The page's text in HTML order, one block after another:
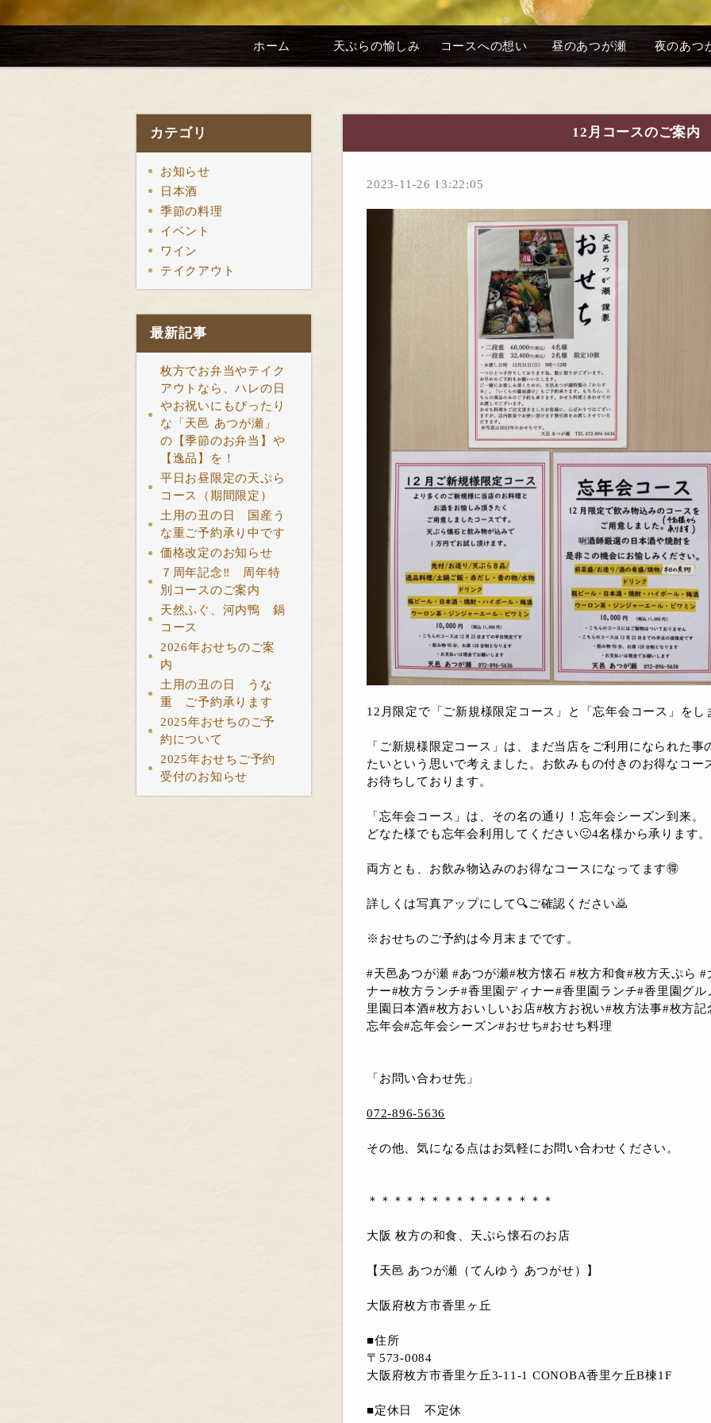
ホーム 天ぷらの愉しみ コースへの想い 昼のあつが瀬 夜のあつ
カテゴリ
お知らせ
日本酒
季節の料理
イベント
ワイン
テイクアウト
最新記事
枚方でお弁当やテイク
アウトなら、ハレの日
やお祝いにもぴったり
な「天邑 あつが瀬」
の【季節のお弁当】や
【逸品】を！
平日お昼限定の天ぷら
コース（期間限定）
土用の丑の日 国産う
な重ご予約承り中です
価格改定のお知らせ
７周年記念‼ 周年特
別コースのご案内
天然ふぐ、河内鴨 鍋
コース
2026年おせちのご案
内
土用の丑の日 うな
重 ご予約承ります
2025年おせちのご予
約について
2025年おせちご予約
受付のお知らせ
12月コースのご案内
2023-11-26 13:22:05
12月限定で「ご新規様限定コース」と「忘年会コース」をし
「ご新規様限定コース」は、まだ当店をご利用になられた
たいという思いで考えました。お飲みもの付きのお得なコ
お待ちしております。
「忘年会コース」は、その名の通り！忘年会シーズン到来。
どなた様でも忘年会利用してください🙂4名様から承ります。
両方とも、お飲み物込みのお得なコースになってます🉐
詳しくは写真アップにして🔍ご確認ください🙇
※おせちのご予約は今月末までです。
#天邑あつが瀬 #あつが瀬#枚方懐石 #枚方和食#枚方天ぷら
ナー#枚方ランチ#香里園ディナー#香里園ランチ#香里園グ
里園日本酒#枚方おいしいお店#枚方お祝い#枚方法事#枚方
忘年会#忘年会シーズン#おせち#おせち料理
「お問い合わせ先」
072-896-5636
その他、気になる点はお気軽にお問い合わせください。
＊＊＊＊＊＊＊＊＊＊＊＊＊＊＊
大阪 枚方の和食、天ぷら懐石のお店
【天邑 あつが瀬（てんゆう あつがせ）】
大阪府枚方市香里ヶ丘
■住所
〒573-0084
大阪府枚方市香里ケ丘3-11-1 CONOBA香里ケ丘B棟1F
■定休日 不定休